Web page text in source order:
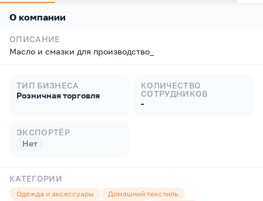
О компании
ОПИСАНИЕ
Масло и смазки для производство_
ТИП БИЗНЕСА
Розничная торговля
КОЛИЧЕСТВО
СОТРУДНИКОВ
-
ЭКСПОРТЁР
Нет
КАТЕГОРИИ
Одежда и аксессуары
Домашний текстиль